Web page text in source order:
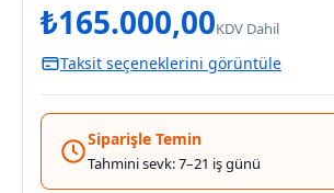
₺165.000,00KDV Dahil
Taksit seçeneklerini görüntüle
Siparişle Temin
Tahmini sevk: 7–21 iş günü